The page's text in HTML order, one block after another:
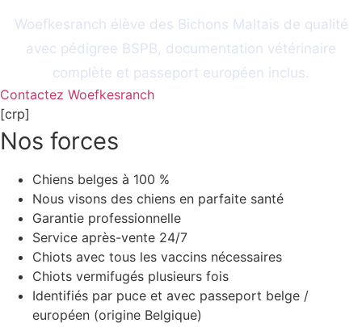
Woefkesranch élève des Bichons Maltais de qualité
avec pédigree BSPB, documentation vétérinaire
complète et passeport européen inclus.
Contactez Woefkesranch
[crp]
Nos forces
Chiens belges à 100 %
Nous visons des chiens en parfaite santé
Garantie professionnelle
Service après-vente 24/7
Chiots avec tous les vaccins nécessaires
Chiots vermifugés plusieurs fois
Identifiés par puce et avec passeport belge /
européen (origine Belgique)